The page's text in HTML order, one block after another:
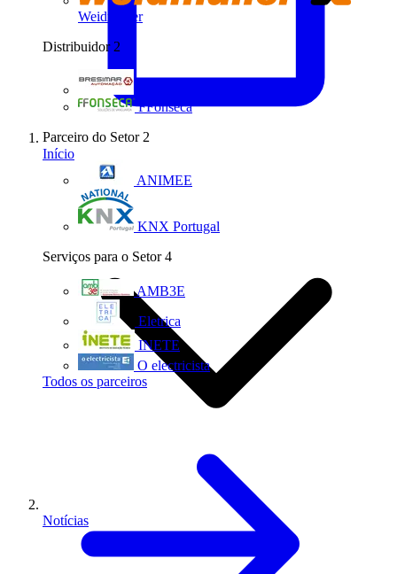
Weidmüller
Distribuidor 2
FFonseca
Parceiro do Setor 2
ANIMEE
KNX Portugal
Serviços para o Setor 4
AMB3E
Eletrica
INETE
O electricista
Todos os parceiros
Início
Notícias